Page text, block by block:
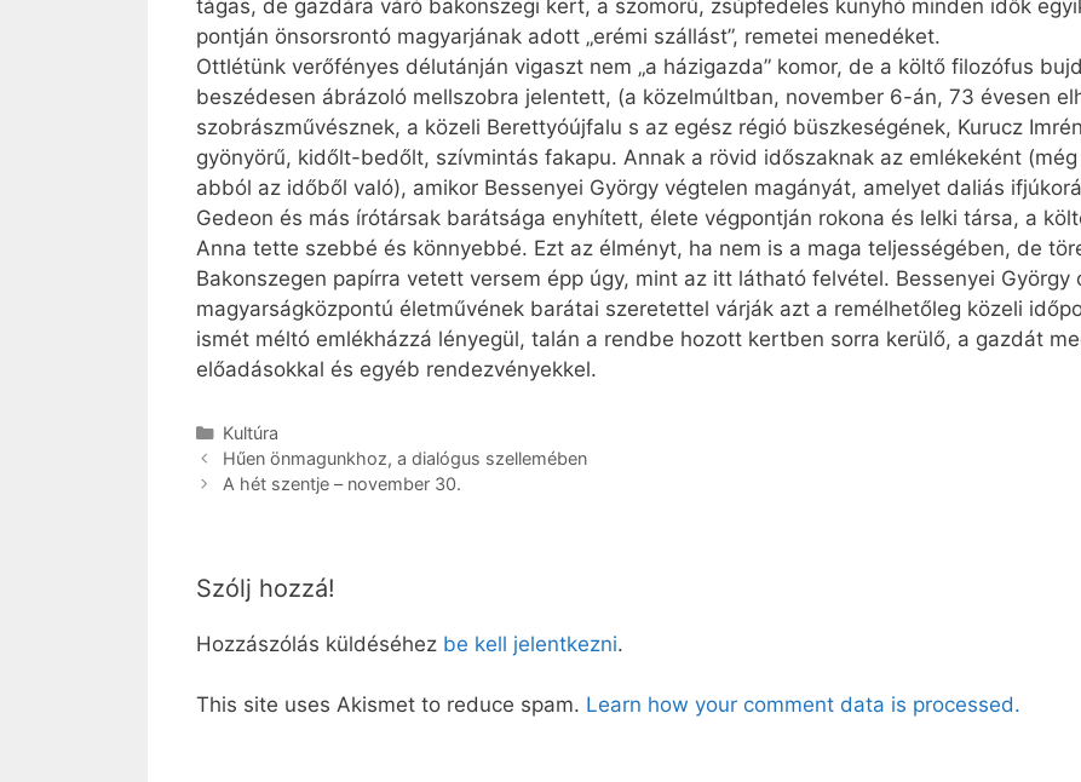
tágas, de gazdára váró bakonszegi kert, a szomorú, zsúpfedeles kunyhó minden idők
pontján önsorsrontó magyarjának adott „erémi szállást”, remetei menedéket.
Ottlétünk verőfényes délutánján vigaszt nem „a házigazda” komor, de a költő filozófus
beszédesen ábrázoló mellszobra jelentett, (a közelmúltban, november 6-án, 73 évesen
szobrászművésznek, a közeli Berettyóújfalu s az egész régió büszkeségének, Kurucz
gyönyörű, kidőlt-bedőlt, szívmintás fakapu. Annak a rövid időszaknak az emlékeként
abból az időből való), amikor Bessenyei György végtelen magányát, amelyet daliás
Gedeon és más írótársak barátsága enyhített, élete végpontján rokona és lelki társa, a
Anna tette szebbé és könnyebbé. Ezt az élményt, ha nem is a maga teljességében, de
Bakonszegen papírra vetett versem épp úgy, mint az itt látható felvétel. Bessenyei György
magyarságközpontú életművének barátai szeretettel várják azt a remélhetőleg közeli
ismét méltó emlékházzá lényegül, talán a rendbe hozott kertben sorra kerülő, a gazdát
előadásokkal és egyéb rendezvényekkel.
Kategória
Kultúra
Hűen önmagunkhoz, a dialógus szellemében
A hét szentje – november 30.
Szólj hozzá!
Hozzászólás küldéséhez be kell jelentkezni.
This site uses Akismet to reduce spam. Learn how your comment data is processed.